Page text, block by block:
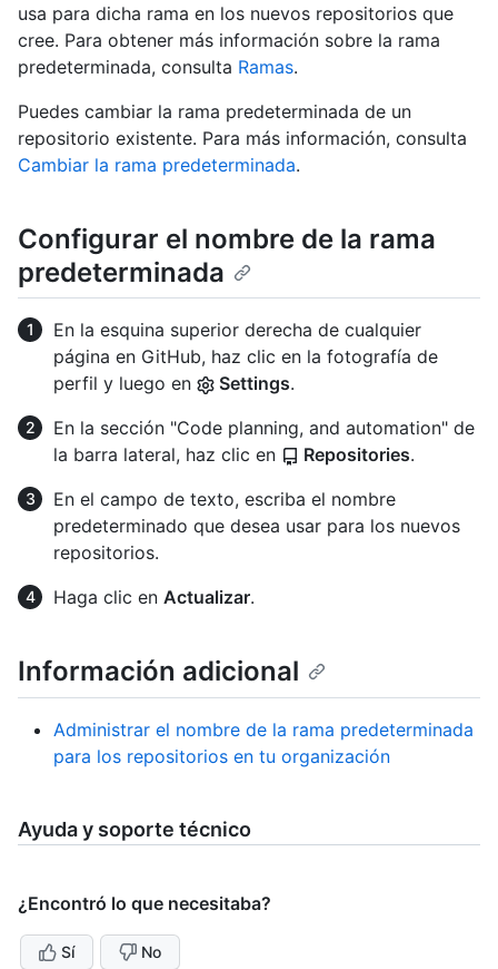
usa para dicha rama en los nuevos repositorios que
cree. Para obtener más información sobre la rama
predeterminada, consulta Ramas.
Puedes cambiar la rama predeterminada de un
repositorio existente. Para más información, consulta
Cambiar la rama predeterminada.
Configurar el nombre de la rama
predeterminada
En la esquina superior derecha de cualquier
página en GitHub, haz clic en la fotografía de
perfil y luego en
Settings.
En la sección "Code planning, and automation" de
la barra lateral, haz clic en
Repositories.
En el campo de texto, escriba el nombre
predeterminado que desea usar para los nuevos
repositorios.
Haga clic en Actualizar.
Información adicional
Administrar el nombre de la rama predeterminada
para los repositorios en tu organización
Ayuda y soporte técnico
¿Encontró lo que necesitaba?
Sí No